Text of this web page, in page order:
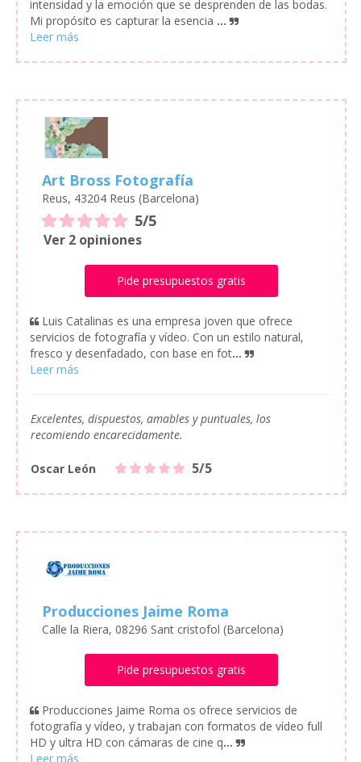
intensidad y la emoción que se desprenden de las bodas.
Mi propósito es capturar la esencia ...
Art Bross Fotografía
Reus, 43204 Reus (Barcelona)
5/5
Ver 2 opiniones
Pide presupuestos gratis
Luis Catalinas es una empresa joven que ofrece
servicios de fotografía y vídeo. Con un estilo natural,
fresco y desenfadado, con base en fot...
Excelentes, dispuestos, amables y puntuales, los
recomiendo encarecidamente.
Oscar León 5/5
Producciones Jaime Roma
Calle la Riera, 08296 Sant cristofol (Barcelona)
Pide presupuestos gratis
Producciones Jaime Roma os ofrece servicios de
fotografía y vídeo, y trabajan con formatos de vídeo full
HD y ultra HD con cámaras de cine q...